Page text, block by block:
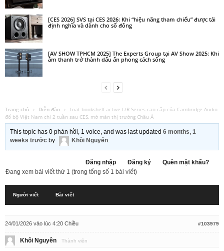
[CES 2026] SVS tại CES 2026: Khi “hiệu năng tham chiếu” được tái
định nghĩa và dành cho số đông
[AV SHOW TPHCM 2025] The Experts Group tại AV Show 2025: Khi
âm thanh trở thành dấu ấn phong cách sống
Trang chủ › Diễn đàn ›
Loạt bookshelf active L/R Series cao cấp của Cambridge Audio
đổ bộ Việt Nam chỉ 2 tuần sau CES, mở màn thị trường Châu Á
This topic has 0 phản hồi, 1 voice, and was last updated6 months, 1
weeks trước by Khôi Nguyên.
Đăng nhập Đăng ký
Quên mật khẩu?
Đang xem bài viết thứ 1 (trong tổng số 1 bài viết)
Người viết Bài viết
24/01/2026 vào lúc 4:20 Chiều #103979
Khôi Nguyên Thành viên